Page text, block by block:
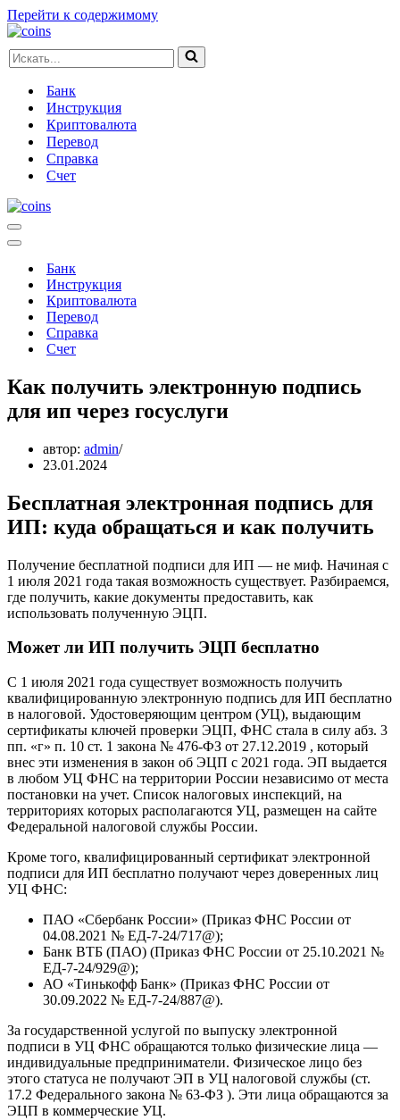
Перейти к содержимому
Искать...
Банк
Инструкция
Криптовалюта
Перевод
Справка
Счет
Меню
навигации
Меню
навигацииБанк
Инструкция
Криптовалюта
Перевод
Справка
Счет
Как получить электронную подпись
для ип через госуслуги
автор: admin
23.01.2024
Бесплатная электронная подпись для
ИП: куда обращаться и как получить
Получение бесплатной подписи для ИП — не миф. Начиная с
1 июля 2021 года такая возможность существует. Разбираемся,
где получить, какие документы предоставить, как
использовать полученную ЭЦП.
Может ли ИП получить ЭЦП бесплатно
С 1 июля 2021 года существует возможность получить
квалифицированную электронную подпись для ИП бесплатно
в налоговой. Удостоверяющим центром (УЦ), выдающим
сертификаты ключей проверки ЭЦП, ФНС стала в силу абз. 3
пп. «г» п. 10 ст. 1 закона № 476-ФЗ от 27.12.2019 , который
внес эти изменения в закон об ЭЦП с 2021 года. ЭП выдается
в любом УЦ ФНС на территории России независимо от места
постановки на учет. Список налоговых инспекций, на
территориях которых располагаются УЦ, размещен на сайте
Федеральной налоговой службы России.
Кроме того, квалифицированный сертификат электронной
подписи для ИП бесплатно получают через доверенных лиц
УЦ ФНС:
ПАО «Сбербанк России» (Приказ ФНС России от
04.08.2021 № ЕД-7-24/717@);
Банк ВТБ (ПАО) (Приказ ФНС России от 25.10.2021 №
ЕД-7-24/929@);
АО «Тинькофф Банк» (Приказ ФНС России от
30.09.2022 № ЕД-7-24/887@).
За государственной услугой по выпуску электронной
подписи в УЦ ФНС обращаются только физические лица —
индивидуальные предприниматели. Физическое лицо без
этого статуса не получают ЭП в УЦ налоговой службы (ст.
17.2 Федерального закона № 63-ФЗ ). Эти лица обращаются за
ЭЦП в коммерческие УЦ.